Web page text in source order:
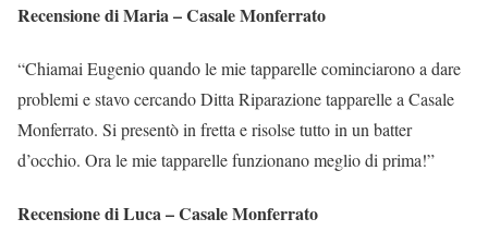
Recensione di Maria – Casale Monferrato
“Chiamai Eugenio quando le mie tapparelle cominciarono a dare
problemi e stavo cercando Ditta Riparazione tapparelle a Casale
Monferrato. Si presentò in fretta e risolse tutto in un batter
d’occhio. Ora le mie tapparelle funzionano meglio di prima!”
Recensione di Luca – Casale Monferrato